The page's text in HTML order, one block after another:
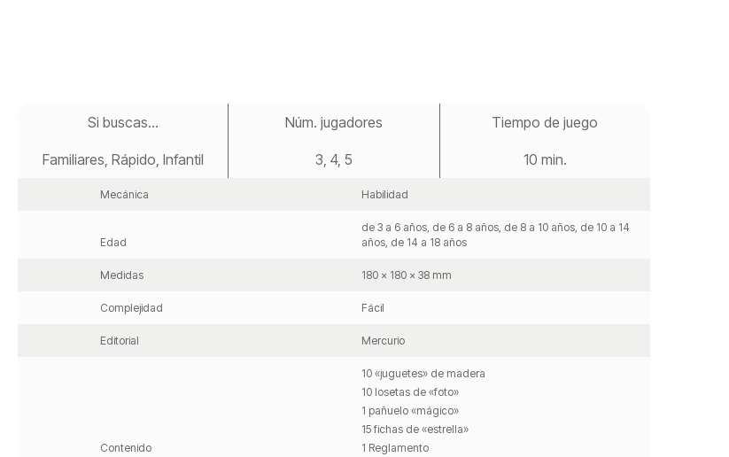
Si buscas...
Familiares, Rápido, Infantil
Núm. jugadores
3, 4, 5
Tiempo de juego
10 min.
Mecánica Habilidad
Edad
de 3 a 6 años, de 6 a 8 años, de 8 a 10 años, de 10 a 14
años, de 14 a 18 años
Medidas 180 x 180 x 38 mm
Complejidad Fácil
Editorial Mercurio
Contenido
10 «juguetes» de madera
10 losetas de «foto»
1 pañuelo «mágico»
15 fichas de «estrella»
1 Reglamento